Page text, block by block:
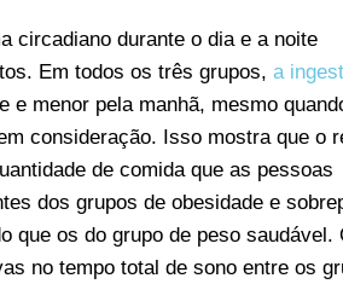
circadiano durante o dia e a noite
Em todos os três grupos, a
e menor pela manhã, mesmo
consideração. Isso mostra que o
de comida que as pessoas
dos grupos de obesidade e
que os do grupo de peso saudável.
no tempo total de sono entre os